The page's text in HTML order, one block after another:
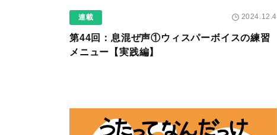
連載 2024.12.4
第44回：息混ぜ声①ウィスパーボイスの練習
メニュー【実践編】